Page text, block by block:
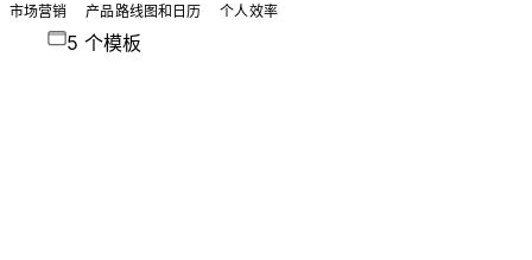
市场营销 产品路线图和日历 个人效率
5 个模板